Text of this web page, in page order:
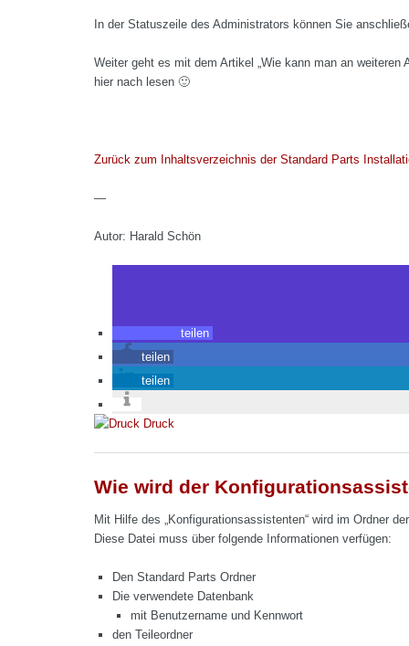
In der Statuszeile des Administrators können Sie
Weiter geht es mit dem Artikel „Wie kann man an
hier nach lesen 🙂
Zurück zum Inhaltsverzeichnis der Standard Parts
—
Autor: Harald Schön
teilen
teilen
teilen
Druck
Wie wird der
Mit Hilfe des „Konfigurationsassistenten“ wird im Ordner
Diese Datei muss über folgende Informationen verfügen:
Den Standard Parts Ordner
Die verwendete Datenbank
mit Benutzername und Kennwort
den Teileordner